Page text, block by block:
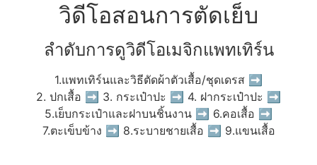
วิดีโอสอนการตัดเย็บ
ลำดับการดูวิดีโอเมจิกแพทเทิร์น
1.แพทเทิร์นและวิธีตัดผ้าตัวเสื้อ/ชุดเดรส ➡
2. ปกเสื้อ ➡ 3. กระเป๋าปะ ➡ 4. ฝากระเป๋าปะ ➡
5.เย็บกระเป๋าและฝาบนชิ้นงาน ➡ 6.คอเสื้อ ➡
7.ตะเข็บข้าง ➡ 8.ระบายชายเสื้อ ➡ 9.แขนเสื้อ